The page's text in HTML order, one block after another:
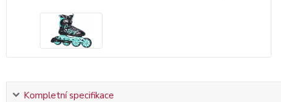
Kompletní specifikace